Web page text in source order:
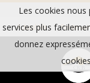
to
content
Actualités
Les cookies
services plus
donnez